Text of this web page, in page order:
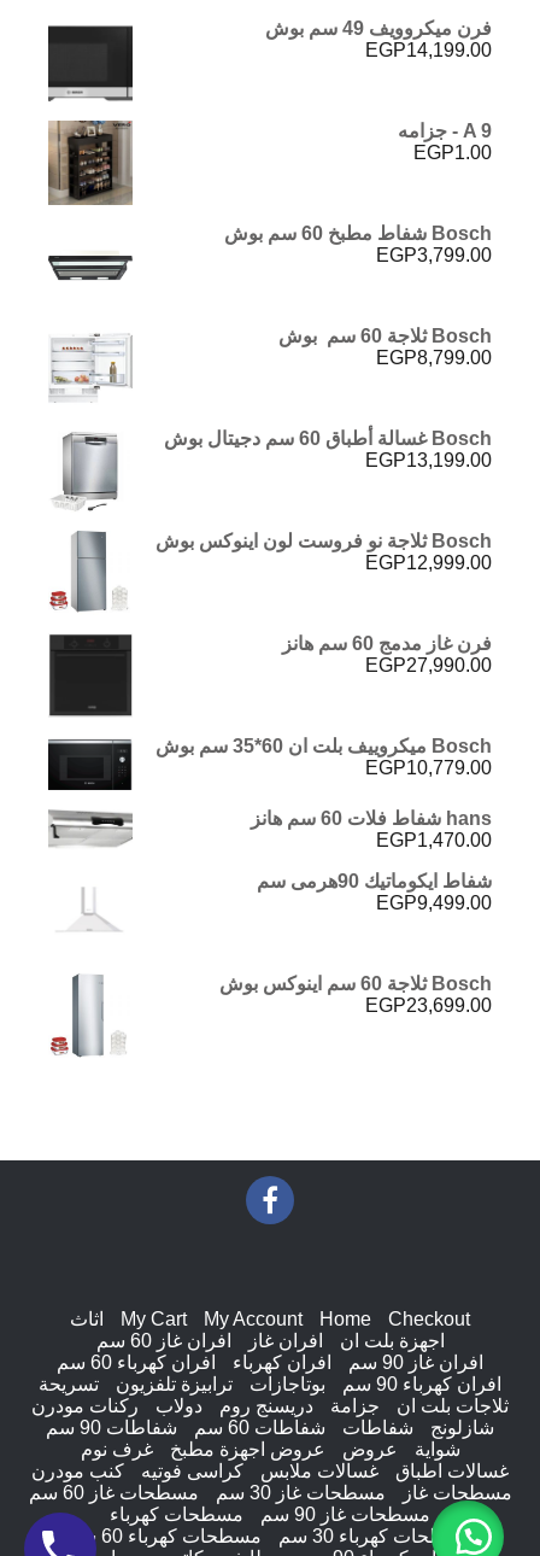
EGP7,551.00.فرن ميكروويف 49 سم بوش
EGP14,199.00
A 9 - جزامه
EGP1.00
Bosch شفاط مطبخ 60 سم بوش
EGP3,799.00
Bosch ثلاجة 60 سم بوش
EGP8,799.00
Bosch غسالة أطباق 60 سم دجيتال بوش
EGP13,199.00
Bosch ثلاجة نو فروست لون اينوكس بوش
EGP12,999.00
فرن غاز مدمج 60 سم هانز
EGP27,990.00
Bosch ميكروييف بلت ان 60*35 سم بوش
EGP10,779.00
hans شفاط فلات 60 سم هانز
EGP1,470.00
شفاط ايكوماتيك 90هرمى سم
EGP9,499.00
Bosch ثلاجة 60 سم اينوكس بوش
EGP23,699.00
Checkout
Home
My Account
My Cart
اثاث
اجهزة بلت ان
افران غاز
افران غاز 60 سم
افران غاز 90 سم
افران كهرباء
افران كهرباء 60 سم
افران كهرباء 90 سم
بوتاجازات ترابيزة تلفزيون
تسريحة
ثلاجات بلت ان
جزامة دريسنج روم دولاب
ركنات مودرن
شازلونج
شفاطات شفاطات 60 سم
شفاطات 90 سم
شواية
عروض عروض اجهزة مطبخ
غرف نوم
غسالات اطباق
غسالات ملابس كراسى فوتيه
كنب مودرن
مسطحات غاز
مسطحات غاز 30 سم
مسطحات غاز 60 سم
مسطحات غاز 90 سم
مسطحات كهرباء
مسطحات كهرباء 30 سم
مسطحات كهرباء 60 سم